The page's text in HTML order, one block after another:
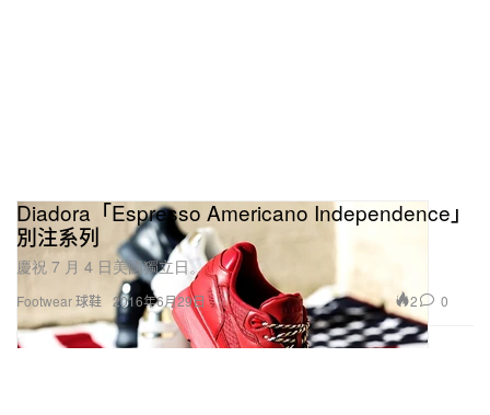
Footwear 球鞋
Diadora「Espresso Americano Independence」
別注系列
慶祝 7 月 4 日美國獨立日。
2016年6月29日 2 0